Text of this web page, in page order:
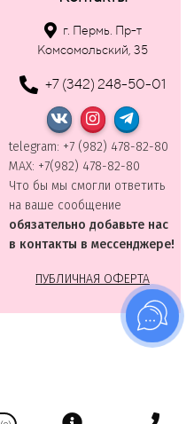
г. Пермь. Пр-т
Комсомольский, 35
+7 (342) 248-50-01
telegram: +7 (982) 478-82-80
MAХ: +7(982) 478-82-80
Что бы мы смогли ответить
на ваше сообщение
обязательно добавьте нас
в контакты в мессенджере!
ПУБЛИЧНАЯ ОФЕРТА